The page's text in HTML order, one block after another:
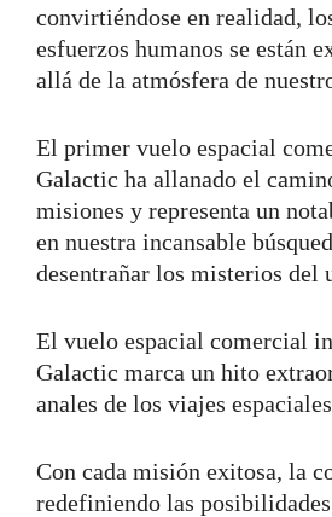
convirtiéndose en realidad,
esfuerzos humanos se están
allá de la atmósfera de
El primer vuelo espacial
Galactic ha allanado el
misiones y representa un
en nuestra incansable
desentrañar los misterios del
El vuelo espacial comercial
Galactic marca un hito
anales de los viajes
Con cada misión exitosa, la
redefiniendo las